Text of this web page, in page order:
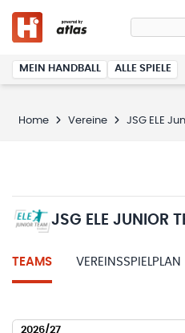
MEIN HANDBALL ALLE SPIELE
Home Vereine JSG ELE
JSG ELE JUNIOR
TEAMS VEREINSSPIELPLAN
2026/27